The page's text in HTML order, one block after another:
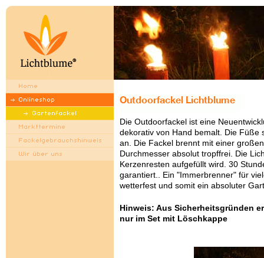
Die Outdoorfackel ist eine
dekorativ von Hand bemalt. Die Füße
an. Die Fackel brennt mit einer
Durchmesser absolut tropffrei. Die
Kerzenresten aufgefüllt wird. 30
garantiert.. Ein "Immerbrenner" für
wetterfest und somit ein absoluter
Hinweis: Aus Sicherheitsgründen
nur im Set mit Löschkappe